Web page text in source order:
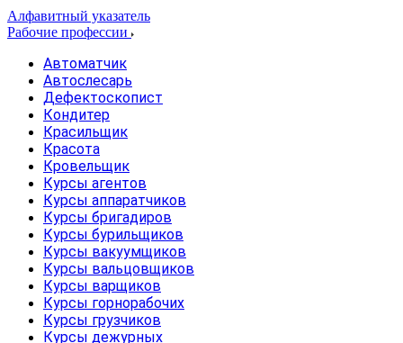
Алфавитный указатель
Рабочие профессии
Автоматчик
Автослесарь
Дефектоскопист
Кондитер
Красильщик
Красота
Кровельщик
Курсы агентов
Курсы аппаратчиков
Курсы бригадиров
Курсы бурильщиков
Курсы вакуумщиков
Курсы вальцовщиков
Курсы варщиков
Курсы горнорабочих
Курсы грузчиков
Курсы дежурных